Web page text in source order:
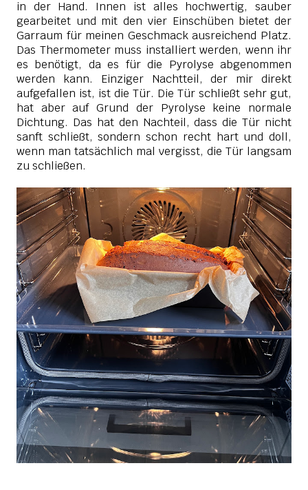
in der Hand. Innen ist alles hochwertig, sauber
gearbeitet und mit den vier Einschüben bietet der
Garraum für meinen Geschmack ausreichend Platz.
Das Thermometer muss installiert werden, wenn ihr
es benötigt, da es für die Pyrolyse abgenommen
werden kann. Einziger Nachtteil, der mir direkt
aufgefallen ist, ist die Tür. Die Tür schließt sehr gut,
hat aber auf Grund der Pyrolyse keine normale
Dichtung. Das hat den Nachteil, dass die Tür nicht
sanft schließt, sondern schon recht hart und doll,
wenn man tatsächlich mal vergisst, die Tür langsam
zu schließen.